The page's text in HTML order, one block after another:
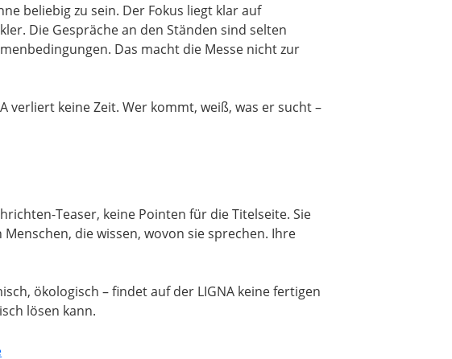
beliebig zu sein. Der Fokus liegt klar auf
Die Gespräche an den Ständen sind selten
Das macht die Messe nicht zur
verliert keine Zeit. Wer kommt, weiß, was er sucht –
Teaser, keine Pointen für die Titelseite. Sie
die wissen, wovon sie sprechen. Ihre
ökologisch – findet auf der LIGNA keine fertigen
lösen kann.